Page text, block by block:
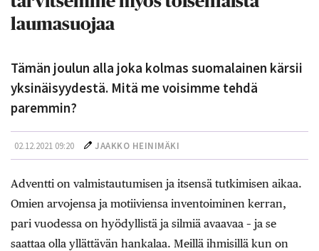
laumasuojaa
Tämän joulun alla joka kolmas suomalainen kärsii
yksinäisyydestä. Mitä me voisimme tehdä
paremmin?
02.12.2021 09:20 JAAKKO HEINIMÄKI
Adventti on valmistautumisen ja itsensä tutkimisen aikaa.
Omien arvojensa ja motiiviensa inventoiminen kerran,
pari vuodessa on hyödyllistä ja silmiä avaavaa – ja se
saattaa olla yllättävän hankalaa. ­Meillä ihmisillä kun on